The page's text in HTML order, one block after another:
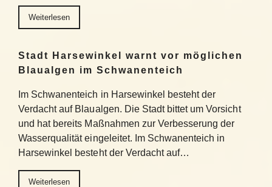
Weiterlesen
Stadt Harsewinkel warnt vor möglichen
Blaualgen im Schwanenteich
Im Schwanenteich in Harsewinkel besteht der
Verdacht auf Blaualgen. Die Stadt bittet um Vorsicht
und hat bereits Maßnahmen zur Verbesserung der
Wasserqualität eingeleitet. Im Schwanenteich in
Harsewinkel besteht der Verdacht auf…
Weiterlesen